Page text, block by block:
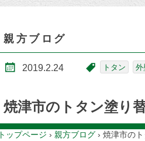
親方ブログ
2019.2.24 トタン 外
焼津市のトタン塗り
トップページ › 親方ブログ › 焼津市の